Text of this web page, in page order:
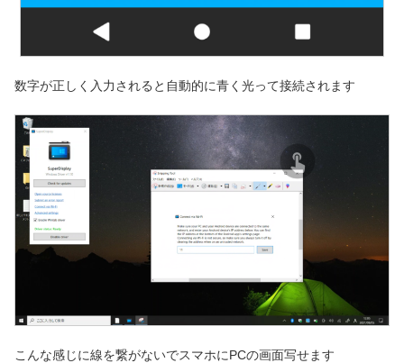
数字が正しく入力されると自動的に青く光って接続されます
こんな感じに線を繋がないでスマホにPCの画面写せます